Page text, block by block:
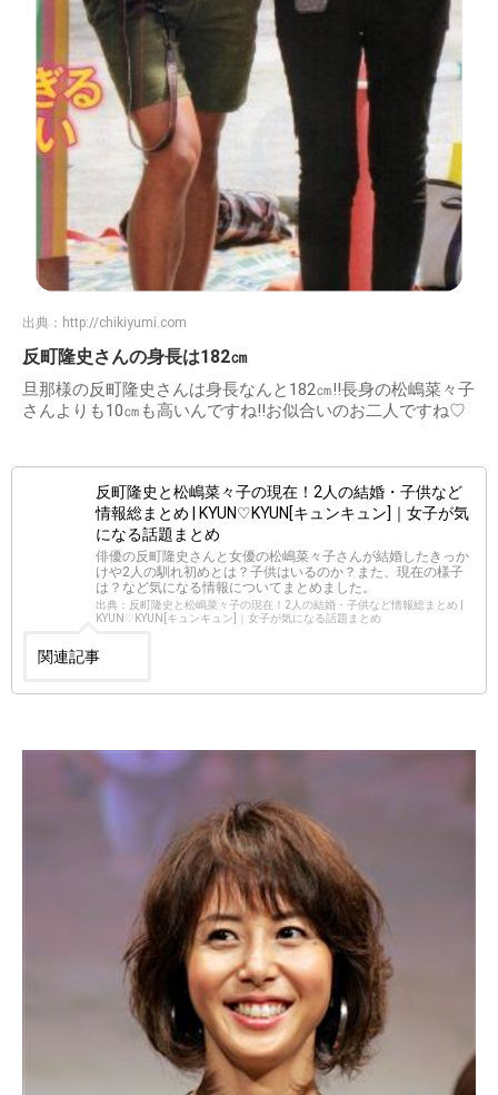
出典： http://chikiyumi.com
反町隆史さんの身長は182㎝
旦那様の反町隆史さんは身長なんと182㎝!!長身の松嶋菜々子
さんよりも10㎝も高いんですね!!お似合いのお二人ですね♡
反町隆史と松嶋菜々子の現在！2人の結婚・子供など
情報総まとめ | KYUN♡KYUN[キュンキュン]｜女子が気
になる話題まとめ
俳優の反町隆史さんと女優の松嶋菜々子さんが結婚したきっか
けや2人の馴れ初めとは？子供はいるのか？また、現在の様子
は？など気になる情報についてまとめました。
出典：反町隆史と松嶋菜々子の現在！2人の結婚・子供など情報総まとめ |
KYUN♡KYUN[キュンキュン]｜女子が気になる話題まとめ
関連記事